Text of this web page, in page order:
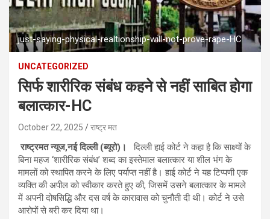
just-saying-physical-realtionship-will-not-prove-rape-HC
UNCATEGORIZED
सिर्फ शारीरिक संबंध कहने से नहीं साबित होगा
बलात्कार-HC
October 22, 2025 राष्ट्र मत
राष्ट्रमत न्यूज,नई दिल्ली (ब्यूरो)।
दिल्ली हाई कोर्ट ने कहा है कि साक्ष्यों के
बिना महज ‘शारीरिक संबंध’ शब्द का इस्तेमाल बलात्कार या शील भंग के
मामलों को स्थापित करने के लिए पर्याप्त नहीं है। हाई कोर्ट ने यह टिप्पणी एक
व्यक्ति की अपील को स्वीकार करते हुए की, जिसमें उसने बलात्कार के मामले
में अपनी दोषसिद्धि और दस वर्ष के कारावास को चुनौती दी थी। कोर्ट ने उसे
आरोपों से बरी कर दिया था।